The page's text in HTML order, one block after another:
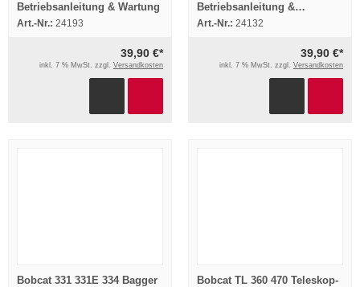
Betriebsanleitung & Wartung
Art.-Nr.: 24193
39,90 €*
inkl. 7 % MwSt. zzgl. Versandkosten
Betriebsanleitung &
Wartungsarbeiten
Art.-Nr.: 24132
39,90 €*
inkl. 7 % MwSt. zzgl. Versandkosten
Bobcat 331 331E 334 Bagger
Bobcat TL 360 470 Teleskop-